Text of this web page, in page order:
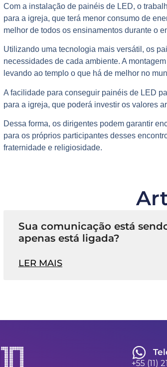
Com a instalação de painéis de LED, o
para a igreja, que terá menor consumo de
melhor de todos os ensinamentos durante o
Utilizando uma tecnologia mais versátil, os
necessidades de cada ambiente. A
levando ao templo o que há de melhor no
A facilidade para conseguir painéis de LED
para a igreja, que poderá investir os valores
Dessa forma, os dirigentes podem garantir
para os próprios participantes desses
fraternidade e religiosidade.
Sua comunicação está
apenas está ligada?
LER MAIS
+55 (11)